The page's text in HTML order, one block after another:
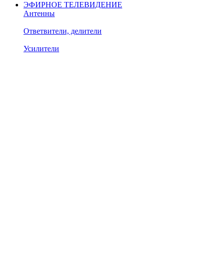
ЭФИРНОЕ ТЕЛЕВИДЕНИЕ
Антенны
Ответвители, делители
Усилители